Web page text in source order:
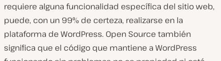
requiere alguna funcionalidad específica del sitio web,
puede, con un 99% de certeza, realizarse en la
plataforma de WordPress. Open Source también
significa que el código que mantiene a WordPress